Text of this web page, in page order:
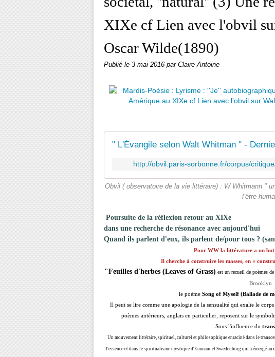
XIXe cf Lien avec l'obvil
Oscar Wilde(1890)
Publié le 3 mai 2016 par Claire Antoine
http://obvil.paris-sorbonne.fr/corpus/
Obvil ( observatoire de la vie littéraire) : W Whitmann "
l’être
Poursuite de la réflexion retour au XIXe
dans une recherche de résonance avec aujourd'hui
Quand ils parlent d'eux, ils parlent de/pour tous ?
Pour WW la littérature a un but
Il cherche à construire les masses, en «
"Feuilles d'herbes (Leaves of Grass) est un recueil de poèmes
Brooklyn
le poème Song of Myself (Ballade de
Il peut se lire comme une apologie de la sensualité qui exalte le
poèmes antérieurs, anglais en particulier, reposent sur le
Sous l'influence du
Un mouvement littéraire, spirituel, culturel et philosophique enraciné dans le
l'essence et dans le spiritualisme mystique d'Emmanuel Swedenborg qui a émergé